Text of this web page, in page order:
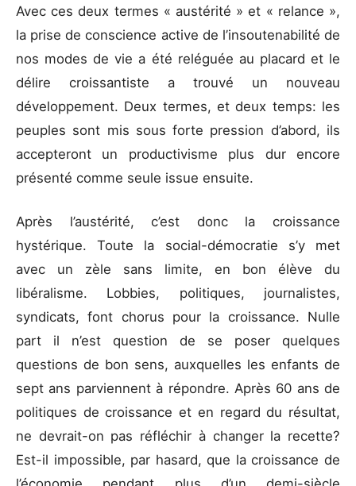
Avec ces deux termes « austérité » et « relance »,
la prise de conscience active de l’insoutenabilité de
nos modes de vie a été reléguée au placard et le
délire croissantiste a trouvé un nouveau
développement. Deux termes, et deux temps: les
peuples sont mis sous forte pression d’abord, ils
accepteront un productivisme plus dur encore
présenté comme seule issue ensuite.
Après l’austérité, c’est donc la croissance
hystérique. Toute la social-démocratie s’y met
avec un zèle sans limite, en bon élève du
libéralisme. Lobbies, politiques, journalistes,
syndicats, font chorus pour la croissance. Nulle
part il n’est question de se poser quelques
questions de bon sens, auxquelles les enfants de
sept ans parviennent à répondre. Après 60 ans de
politiques de croissance et en regard du résultat,
ne devrait-on pas réfléchir à changer la recette?
Est-il impossible, par hasard, que la croissance de